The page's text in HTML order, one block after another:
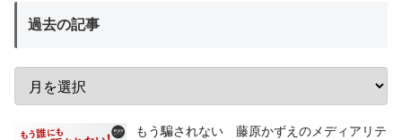
過去の記事
もう騙されない 藤原かずえのメディアリテ